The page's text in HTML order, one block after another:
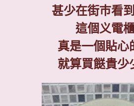
甚少在街巿看
這個义電
真是一個貼心
就算買餸貴少